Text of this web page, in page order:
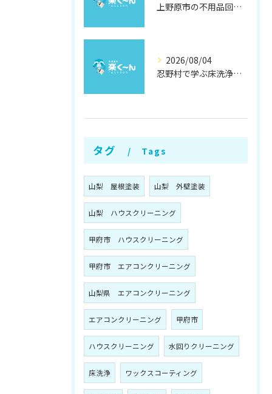
上野原市の不用品回収と撤去術
2026/08/04
忍野村で学ぶ床洗浄とワックスの効果
タグ Tags
山梨 屋根塗装 山梨 外壁塗装
山梨 ハウスクリーニング
甲府市 ハウスクリーニング
甲府市 エアコンクリーニング
山梨県 エアコンクリーニング
エアコンクリーニング 甲府市
ハウスクリーニング 水回りクリーニング
床洗浄 ワックスコーティング